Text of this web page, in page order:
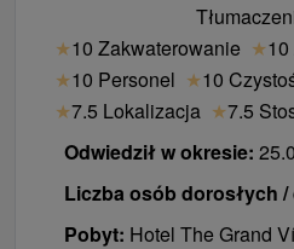
★10 Zakwaterowanie ★
★10 Personel ★10
★7.5 Lokalizacja ★7.5
Odwiedził w okresie:
Liczba osób dorosłych /
Pobyt: Hotel The Grand